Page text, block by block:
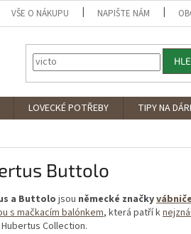
VŠE O NÁKUPU NAPIŠTE NÁM
LOVECKÉ POTŘEBY TIPY NA
Buttolo
a Buttolojsou německé značky
s mačkacím balónkem, která patří k
Collection.